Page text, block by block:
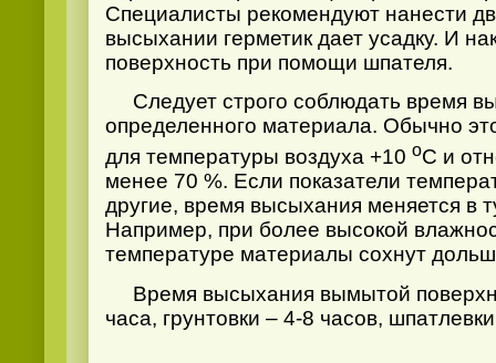
Специалисты рекомендуют нанести
высыхании герметик дает усадку. И
поверхность при помощи шпателя.
Следует строго соблюдать время
определенного материала. Обычно
для температуры воздуха +10 оС и
менее 70 %. Если показатели
другие, время высыхания меняется в
Например, при более высокой
температуре материалы сохнут
Время высыхания вымытой
часа, грунтовки – 4-8 часов,